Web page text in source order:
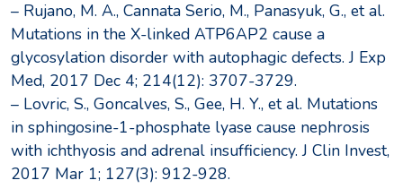
– Rujano, M. A., Cannata Serio, M., Panasyuk, G., et al.
Mutations in the X-linked ATP6AP2 cause a
glycosylation disorder with autophagic defects. J Exp
Med, 2017 Dec 4; 214(12): 3707-3729.
– Lovric, S., Goncalves, S., Gee, H. Y., et al. Mutations
in sphingosine-1-phosphate lyase cause nephrosis
with ichthyosis and adrenal insufficiency. J Clin Invest,
2017 Mar 1; 127(3): 912-928.